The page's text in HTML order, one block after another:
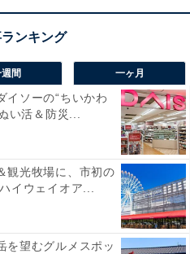
間 一ヶ月
イソーの“ちいかわ
い活＆防災...
観光牧場に、市初の
イウェイオア...
を望むグルメスポッ